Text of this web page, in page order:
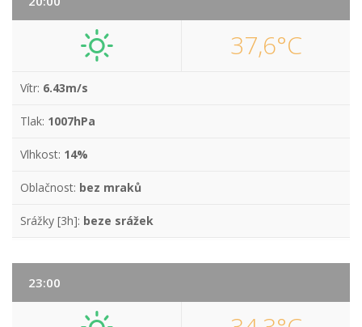
37,6°C
Vítr: 6.43m/s
Tlak: 1007hPa
Vlhkost: 14%
Oblačnost: bez mraků
Srážky [3h]: beze srážek
23:00